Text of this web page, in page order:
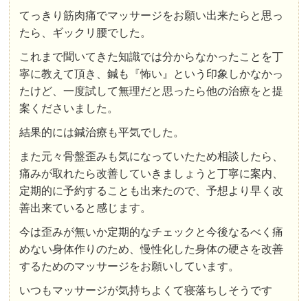
てっきり筋肉痛でマッサージをお願い出来たらと思っ
たら、ギックリ腰でした。
これまで聞いてきた知識では分からなかったことを丁
寧に教えて頂き、鍼も『怖い』という印象しかなかっ
たけど、一度試して無理だと思ったら他の治療をと提
案くださいました。
結果的には鍼治療も平気でした。
また元々骨盤歪みも気になっていたため相談したら、
痛みが取れたら改善していきましょうと丁寧に案内、
定期的に予約することも出来たので、予想より早く改
善出来ていると感じます。
今は歪みが無いか定期的なチェックと今後なるべく痛
めない身体作りのため、慢性化した身体の硬さを改善
するためのマッサージをお願いしています。
いつもマッサージが気持ちよくて寝落ちしそうです